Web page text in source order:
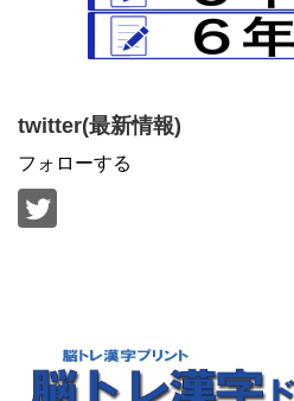
twitter(最新情報)
フォローする